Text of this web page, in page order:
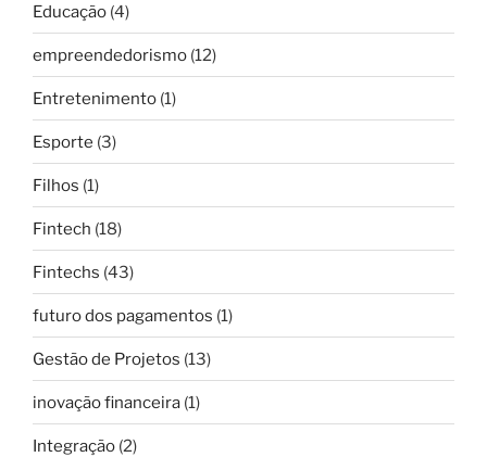
Educação (4)
empreendedorismo (12)
Entretenimento (1)
Esporte (3)
Filhos (1)
Fintech (18)
Fintechs (43)
futuro dos pagamentos (1)
Gestão de Projetos (13)
inovação financeira (1)
Integração (2)